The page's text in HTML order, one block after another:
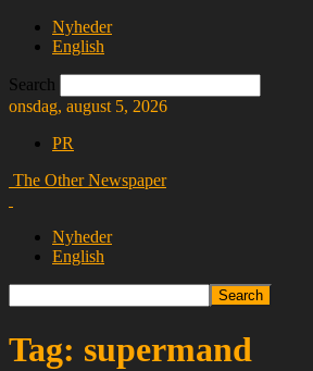
Nyheder
English
Search
onsdag, august 5, 2026
PR
The Other Newspaper
Nyheder
English
Tag: supermand